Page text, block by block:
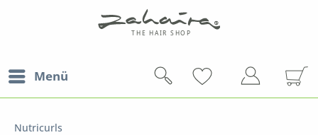
Menü
Nutricurls